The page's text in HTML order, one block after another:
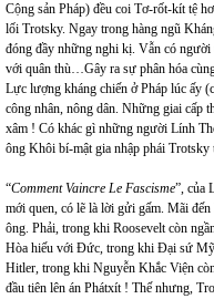
Cộng sản Pháp) đều coi Tơ-rốt-kít tệ
lối Trotsky. Ngay trong hàng ngũ
đóng đầy những nghi kị. Vẫn có
với quân thù…Gây ra sự phân hóa
Lực lượng kháng chiến ở Pháp lúc ấy
công nhân, nông dân. Những giai cấp
xâm ! Có khác gì những người Lính
ông Khôi bí-mật gia nhập phái Trotsky
“Comment Vaincre Le Fascisme”, của
mới quen, có lẽ là lời gửi gấm. Mãi
ông. Phải, trong khi Roosevelt còn
Hòa hiếu với Đức, trong khi Đại sứ Mỹ
Hitler, trong khi Nguyễn Khắc Viện
đầu tiên lên án Phátxít ! Thế nhưng,